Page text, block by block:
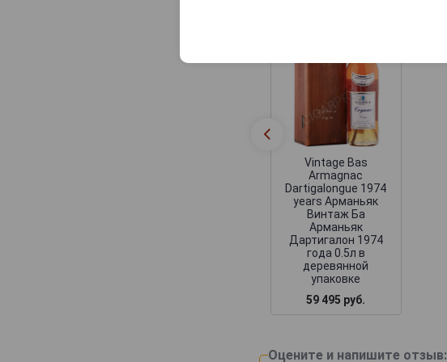
Vintage Bas
Armagnac
Dartigalongue 1974
years Арманьяк
Винтаж Ба
Арманьяк
Дартигалон 1974
года 0.5л в
деревянной
упаковке
59 495 руб.
Оцените и напишите отзыв: